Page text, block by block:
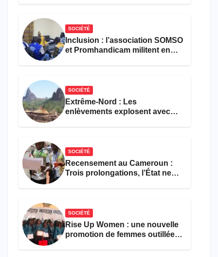
SOCIÉTÉ
Inclusion : l’association SOMSO
et Promhandicam militent en
SOCIÉTÉ
Extrême-Nord : Les
enlèvements explosent avec
SOCIÉTÉ
Recensement au Cameroun :
Trois prolongations, l’État ne
SOCIÉTÉ
Rise Up Women : une nouvelle
promotion de femmes outillées